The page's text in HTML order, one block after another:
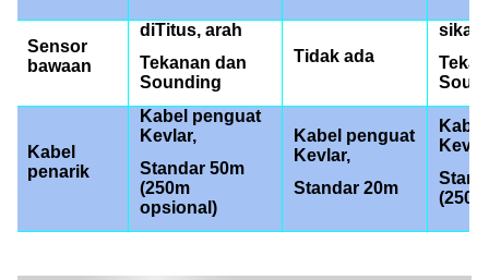
Sensor
bawaan
diTitus, arah
Tekanan dan
Sounding
Tidak ada
Kabel
penarik
Kabel penguat
Kevlar,
Standar 50m
(250m
opsional)
Kabel penguat
Kevlar,
Standar 20m